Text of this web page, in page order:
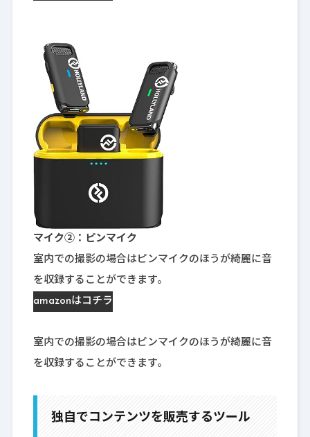
マイク②：ピンマイク
室内での撮影の場合はピンマイクのほうが綺麗に音
を収録することができます。
amazonはコチラ
室内での撮影の場合はピンマイクのほうが綺麗に音
を収録することができます。
独自でコンテンツを販売するツール